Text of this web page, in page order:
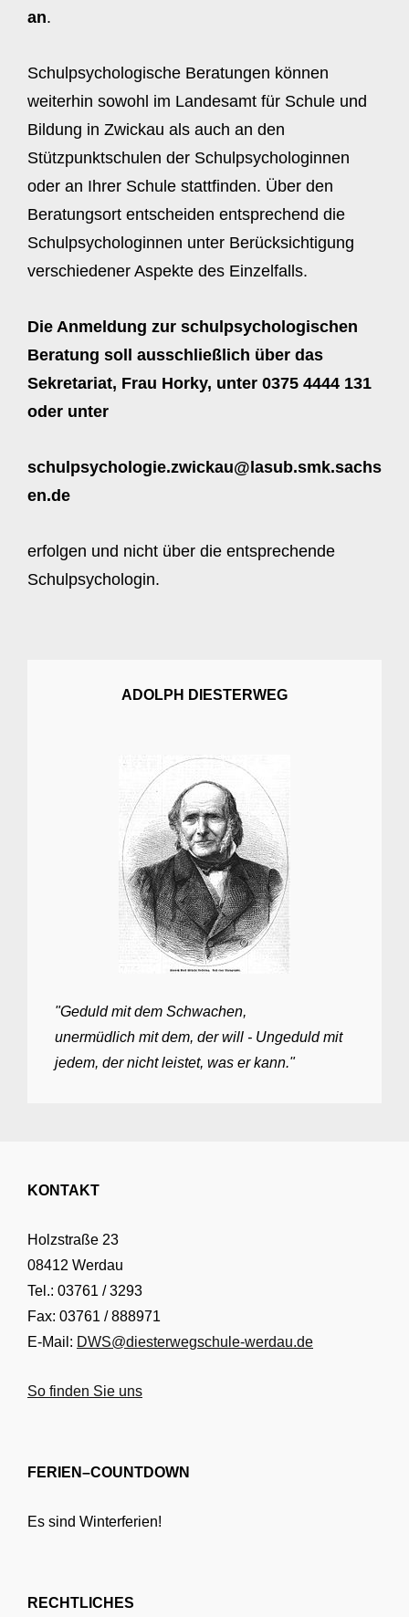
an.
Schulpsychologische Beratungen können
weiterhin sowohl im Landesamt für Schule und
Bildung in Zwickau als auch an den
Stützpunktschulen der Schulpsychologinnen
oder an Ihrer Schule stattfinden. Über den
Beratungsort entscheiden entsprechend die
Schulpsychologinnen unter Berücksichtigung
verschiedener Aspekte des Einzelfalls.
Die Anmeldung zur schulpsychologischen
Beratung soll ausschließlich über das
Sekretariat, Frau Horky, unter 0375 4444 131
oder unter
schulpsychologie.zwickau@lasub.smk.sachs
en.de
erfolgen und nicht über die entsprechende
Schulpsychologin.
ADOLPH DIESTERWEG
"Geduld mit dem Schwachen,
unermüdlich mit dem, der will - Ungeduld mit
jedem, der nicht leistet, was er kann."
KONTAKT
Holzstraße 23
08412 Werdau
Tel.: 03761 / 3293
Fax: 03761 / 888971
E-Mail: DWS@diesterwegschule-werdau.de
So finden Sie uns
FERIEN–COUNTDOWN
Es sind Winterferien!
RECHTLICHES